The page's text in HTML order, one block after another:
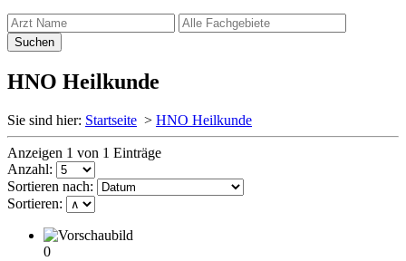
HNO Heilkunde
Sie sind hier: Startseite > HNO Heilkunde
Anzeigen 1 von 1 Einträge
Anzahl:
Sortieren nach:
Sortieren:
0